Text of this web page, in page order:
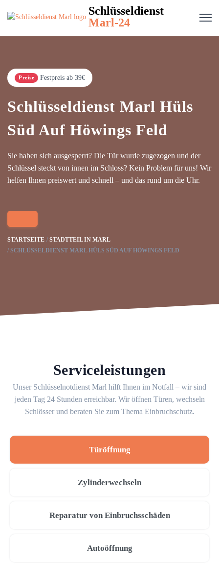
Schlüsseldienst
Marl-24
Preise Festpreis ab 39€
Schlüsseldienst Marl Hüls
Süd Auf Höwings Feld
Sie haben sich ausgesperrt? Die Tür wurde zugezogen und der
Schlüssel steckt von innen im Schloss? Kein Problem für uns! Wir
helfen Ihnen preiswert und schnell – und das rund um die Uhr.
STARTSEITE
STADTTEIL IN MARL
SCHLÜSSELDIENST MARL HÜLS SÜD AUF HÖWINGS FELD
Serviceleistungen
Unser Schlüsselnotdienst Marl hilft Ihnen im Notfall – wir sind
jeden Tag 24 Stunden erreichbar. Wir öffnen Türen, wechseln
Schlösser und beraten Sie zum Thema Einbruchschutz.
Türöffnung
Zylinderwechseln
Reparatur von Einbruchsschäden
Autoöffnung